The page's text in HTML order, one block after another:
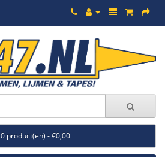
0 product(en) - €0,00